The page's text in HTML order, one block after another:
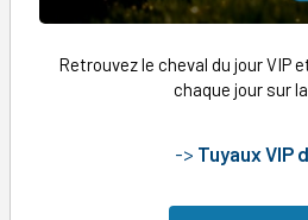
Retrouvez le cheval du jour VIP
chaque jour sur
-> Tuyaux VIP